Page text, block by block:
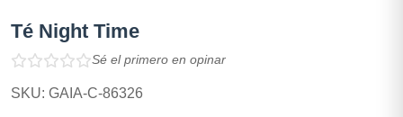
Té Night Time
Sé el primero en opinar
SKU: GAIA-C-86326